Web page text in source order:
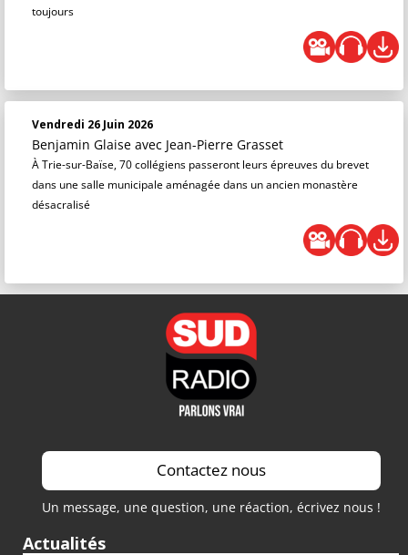
toujours
Vendredi 26 Juin 2026
Benjamin Glaise avec Jean-Pierre Grasset
À Trie-sur-Baïse, 70 collégiens passeront leurs épreuves du brevet
dans une salle municipale aménagée dans un ancien monastère
désacralisé
Contactez nous
Un message, une question, une réaction, écrivez nous !
Actualités